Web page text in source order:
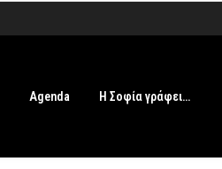
Agenda Η Σοφία γράφει…